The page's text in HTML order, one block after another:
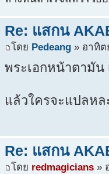
Re: แสกน
โดย Pedeang » อาทิต
พระเอกหน้าตามัน
แล้วใครจะแปลห
Re: แสกน
โดย redmagicians »